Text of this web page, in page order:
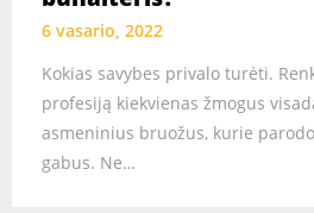
6 vasario, 2022
Kokias savybes privalo turėti.
profesiją kiekvienas žmogus
asmeninius bruožus, kurie
gabus. Ne…